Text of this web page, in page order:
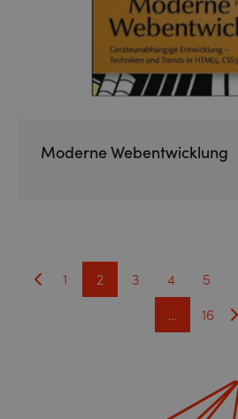
Moderne Webentwicklung
1 2 3 4 5
…
16